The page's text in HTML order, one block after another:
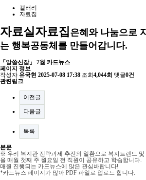
갤러리
자료집
자료실자료집은혜와 나눔으로
는 행복공동체를 만들어갑니다.
「알쓸신잡」 7월 카드뉴스
페이지 정보
작성자 유국현 2025-07-08 17:38 조회 4,044회 댓글0건
관련링크
이전글
다음글
목록
본문
※ 우리 복지관 전략과제 추진의 일환으로 복지트렌드
을 매월 첫째 주 월요일 전 직원이 공유하고 학습합니다.
매월 진행되는 카드뉴스에 많은 관심바랍니다!
*카드뉴스 페이지가 많아 PDF 파일로 업로드 합니다.